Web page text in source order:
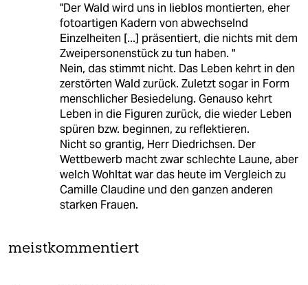
"Der Wald wird uns in lieblos montierten, eher
fotoartigen Kadern von abwechselnd
Einzelheiten [...] präsentiert, die nichts mit dem
Zweipersonenstück zu tun haben. "
Nein, das stimmt nicht. Das Leben kehrt in den
zerstörten Wald zurück. Zuletzt sogar in Form
menschlicher Besiedelung. Genauso kehrt
Leben in die Figuren zurück, die wieder Leben
spüren bzw. beginnen, zu reflektieren.
Nicht so grantig, Herr Diedrichsen. Der
Wettbewerb macht zwar schlechte Laune, aber
welch Wohltat war das heute im Vergleich zu
Camille Claudine und den ganzen anderen
starken Frauen.
meistkommentiert